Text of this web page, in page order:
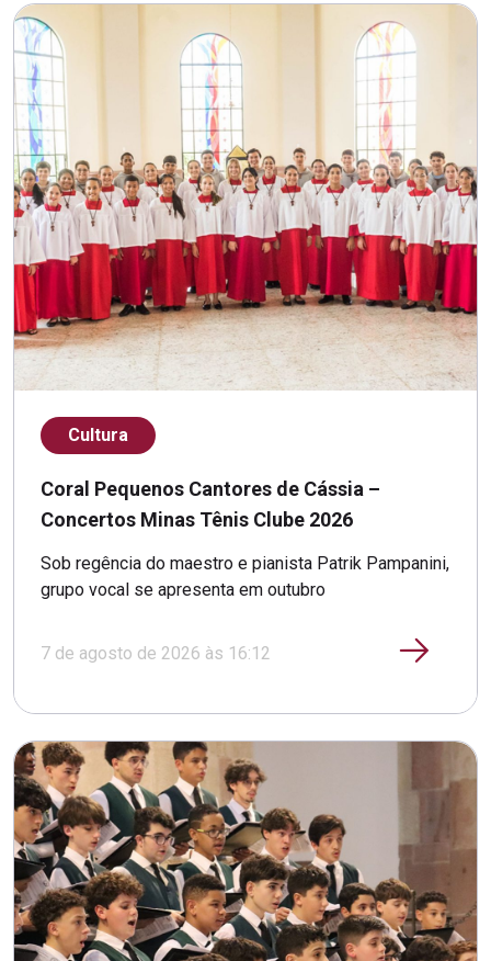
Cultura
Coral Pequenos Cantores de Cássia –
Concertos Minas Tênis Clube 2026
Sob regência do maestro e pianista Patrik Pampanini,
grupo vocal se apresenta em outubro
7 de agosto de 2026 às 16:12